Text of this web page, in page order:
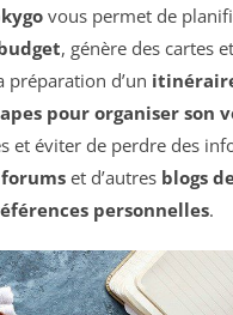
vous permet de
, génère des cartes
préparation d’un
pour organiser son
et éviter de perdre des
forums et d’autres blogs
personnelles.